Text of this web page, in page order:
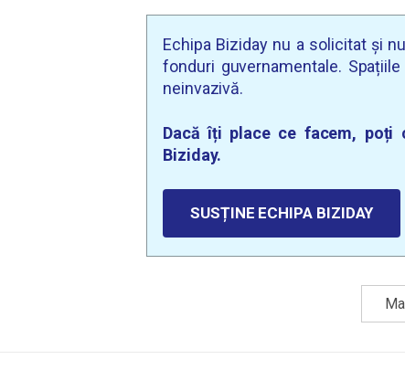
Echipa Biziday nu a solicitat și
fonduri guvernamentale.
neinvazivă.
Dacă îți place ce facem, poți
Biziday.
SUSȚINE ECHIPA BIZIDAY